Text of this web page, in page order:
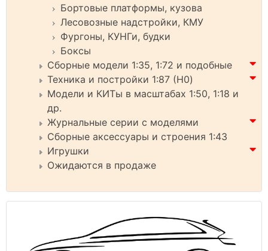
Бортовые платформы, кузова
Лесовозные надстройки, КМУ
Фургоны, КУНГи, будки
Боксы
Сборные модели 1:35, 1:72 и подобные
Техника и постройки 1:87 (H0)
Модели и КИТы в масштабах 1:50, 1:18 и
др.
Журнальные серии с моделями
Сборные аксессуары и строения 1:43
Игрушки
Ожидаются в продаже